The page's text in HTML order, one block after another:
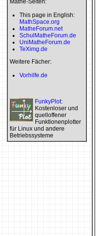
Mathe-Seiten:
This page in English:
MathSpace.org
MatheForum.net
SchulMatheForum.de
UniMatheForum.de
TeXimg.de
Weitere Fächer:
Vorhilfe.de
FunkyPlot:
Kostenloser und
quelloffener
Funktionenplotter
für Linux und andere
Betriebssysteme